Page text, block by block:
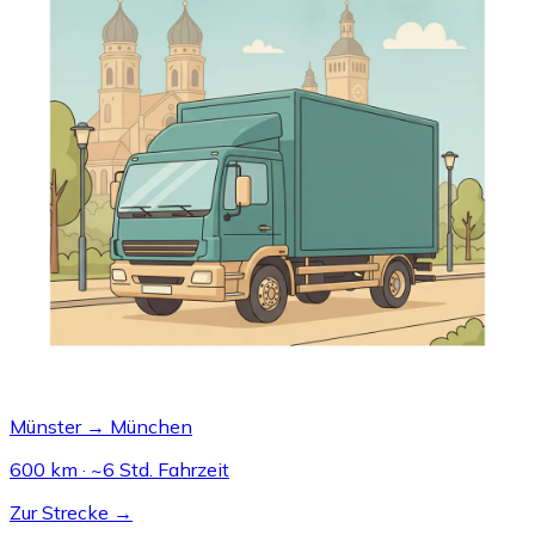
Münster → München
600 km · ~6 Std. Fahrzeit
Zur Strecke →